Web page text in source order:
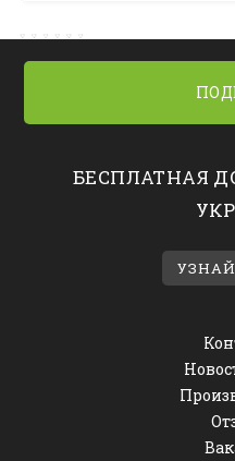
БЕСПЛАТНАЯ